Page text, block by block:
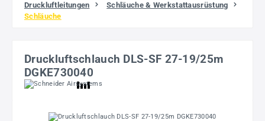
Druckluftleitungen
Schläuche & Werkstattausrüstung
Schläuche
Druckluftschlauch DLS-SF 27-19/25m
DGKE730040
Bildergalerie überspringen